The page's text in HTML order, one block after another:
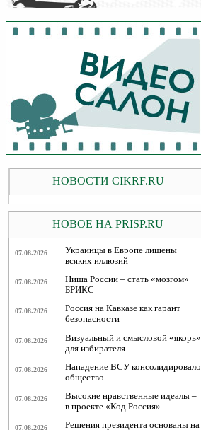
НОВОСТИ CIKRF.RU
НОВОЕ НА PRISP.RU
07.08.2026
Украинцы в Европе лишены
всяких иллюзий
07.08.2026
Ниша России – стать «мозгом»
БРИКС
07.08.2026
Россия на Кавказе как гарант
безопасности
07.08.2026
Визуальный и смысловой «якорь»
для избирателя
07.08.2026
Нападение ВСУ консолидировало
общество
07.08.2026
Высокие нравственные идеалы –
в проекте «Код Россия»
07.08.2026
Решения президента основаны на